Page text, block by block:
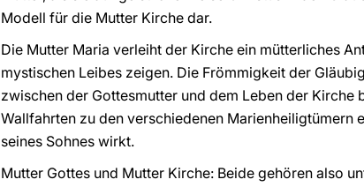
Modell für die Mutter Kirche dar.
Die Mutter Maria verleiht der Kirche ein mütterliches
mystischen Leibes zeigen. Die Frömmigkeit der
zwischen der Gottesmutter und dem Leben der
Wallfahrten zu den verschiedenen Marienheiligtümern
seines Sohnes wirkt.
Mutter Gottes und Mutter Kirche: Beide gehören also